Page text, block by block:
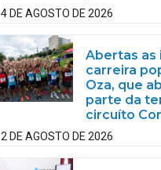
4 DE AGOSTO DE 2026
Abertas as
carreira
Oza, que
parte da
circuíto
2 DE AGOSTO DE 2026